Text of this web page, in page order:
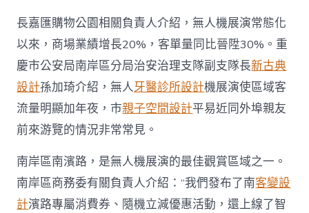
長嘉匯購物公園相關負責人介紹，無人機展演常態化
以來，商場業績增長20%，客單量同比晉陞30%。重
慶市公安局南岸區分局治安治理支隊副支隊長新古典
設計孫加琦介紹，無人牙醫診所設計機展演使區域客
流量明顯加年夜，市親子空間設計平易近同外埠親友
前來游覽的情況非常常見。
南岸區南濱路，是無人機展演的最佳觀賞區域之一。
南岸區商務委有關負責人介紹：“我們發布了南客變設
計濱路專屬消費券、隨機立減優惠活動，還上線了智